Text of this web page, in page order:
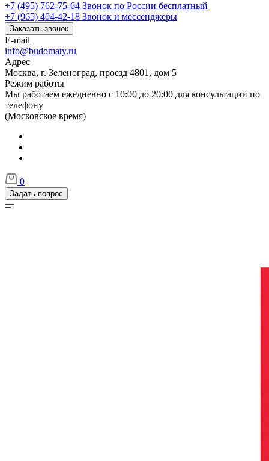
+7 (495) 762-75-64 Звонок по России бесплатный
+7 (965) 404-42-18 Звонок и мессенджеры
Заказать звонок
E-mail
info@budomaty.ru
Адрес
Москва, г. Зеленоград, проезд 4801, дом 5
Режим работы
Мы работаем ежедневно с 10:00 до 20:00 для консультации по
телефону
(Московское время)
0
Задать вопрос